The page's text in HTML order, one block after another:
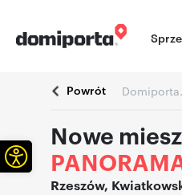
Powrót
Nowe
Rzeszów,
Otwórz pasek narzędzi